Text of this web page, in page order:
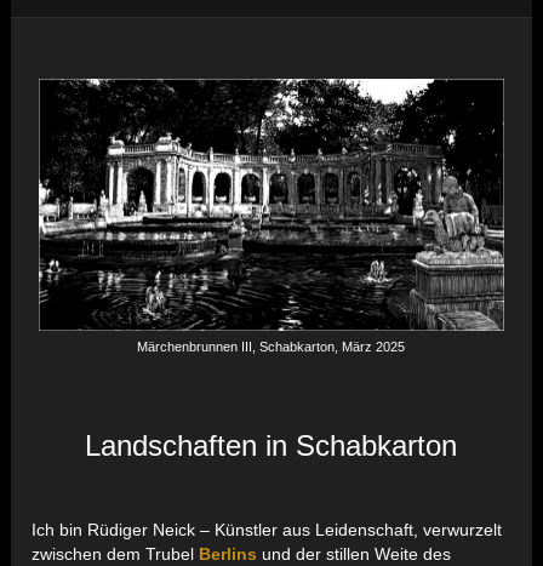
Märchenbrunnen III, Schabkarton, März 2025
Landschaften in Schabkarton
Ich bin Rüdiger Neick – Künstler aus Leidenschaft, verwurzelt
zwischen dem Trubel Berlins und der stillen Weite des